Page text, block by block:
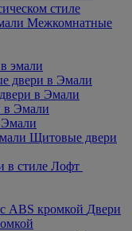
стиле
Межкомнатные
эмали
в Эмали
Эмали
Щитовые двери
в стиле Лофт
Двери